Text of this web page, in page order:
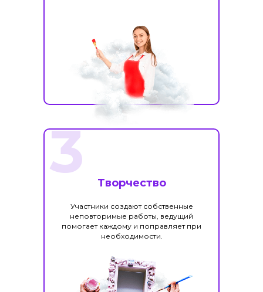
Творчество
Участники создают собственные
неповторимые работы, ведущий
помогает каждому и поправляет при
необходимости.
3